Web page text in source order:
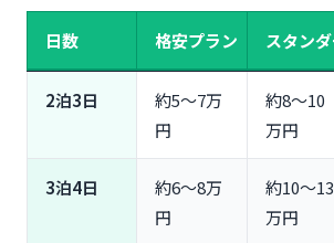
タイ旅行の費用を安く抑える7つの
安い時期（4月〜7月の雨季）を狙
LCCのセール活用＆早期予約で航
食事は屋台やフードコートをメイ
BTSやMRTなど公共交通機関を使
両替は現地のレートが良い両替所
よくある質問（FAQ）
Q1. タイ旅行3泊4日で現金はいく
日数 格安プラン スタンダ
2泊3日
約5〜7万
円
約8〜10
万円
3泊4日
約6〜8万
円
約10〜13
万円